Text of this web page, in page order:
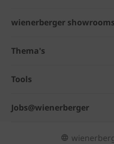
wienerberger showrooms
Thema's
Tools
Jobs@wienerberger